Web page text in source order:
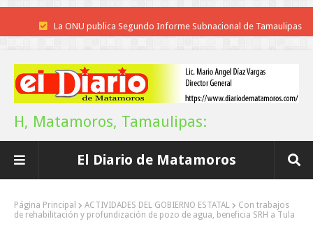
La ONU publica Segundo Informe Subnacional de Tamaulipas
Funcionarios, periodistas y empresarios
Alberto Carrera Torres
Prepara la UAT el arranque del ciclo escolar Otoño 2026
H, Matamoros, Tamaulipas:
El Diario de Matamoros
Página Principal ACTIVIDADES DEL GOBIERNO ESTATAL
Con trabajos
de rehabilitación y profundización de pozo de agua, beneficia SRH a Tula